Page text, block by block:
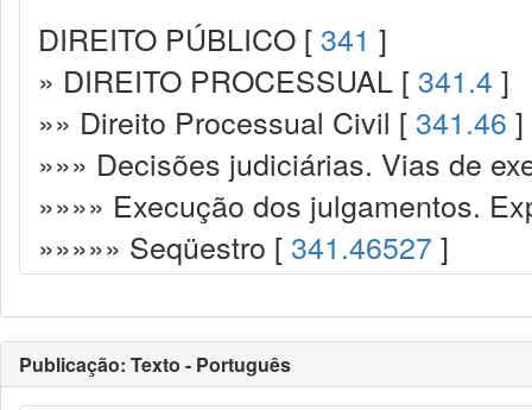
DIREITO PÚBLICO [ 341 ]
» DIREITO PROCESSUAL [ 341.4 ]
»» Direito Processual Civil [ 341.46 ]
»»» Decisões judiciárias. Vias de
»»»» Execução dos julgamentos.
»»»»» Seqüestro [ 341.46527 ]
Publicação: Texto - Português